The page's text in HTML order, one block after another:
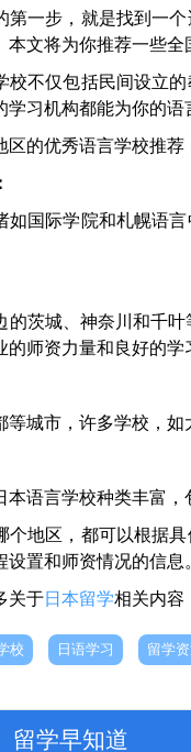
第一步，就是找到一
本文将为你推荐一些
校不仅包括民间设立
学习机构都能为你的语
区的优秀语言学校推荐
如国际学院和札幌语
的茨城、神奈川和千
师资力量和良好的学
等城市，许多学校，
本语言学校种类丰富
个地区，都可以根据
置和师资情况的信息
关于日本留学相关内容
校 日语学习 留学
留学早知道